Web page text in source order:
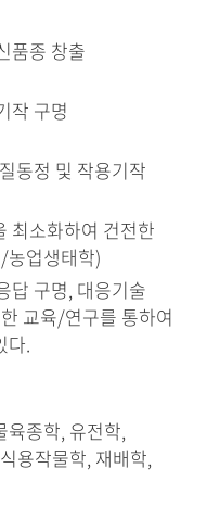
품종 창출
작 구명
동정 및 작용기작
최소화하여 건전한
농업생태학)
답 구명, 대응기술
교육/연구를 통하여
다.
육종학, 유전학,
용작물학, 재배학,